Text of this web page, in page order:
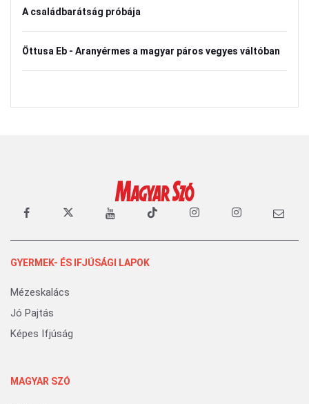
A családbarátság próbája
Öttusa Eb - Aranyérmes a magyar páros vegyes váltóban
GYERMEK- ÉS IFJÚSÁGI LAPOK
Mézeskalács
Jó Pajtás
Képes Ifjúság
MAGYAR SZÓ